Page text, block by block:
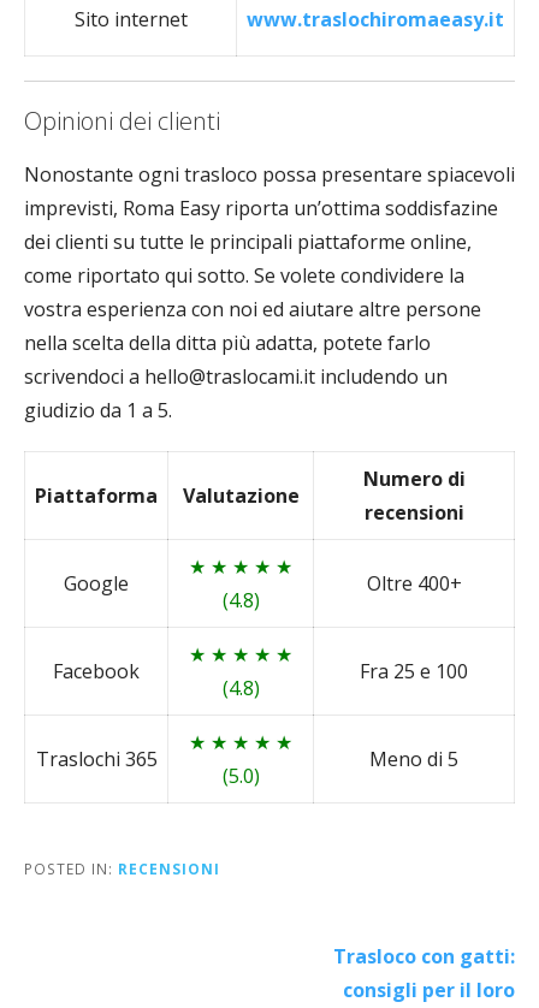
Sito internet www.traslochiromaeasy.it
Opinioni dei clienti
Nonostante ogni trasloco possa presentare spiacevoli
imprevisti, Roma Easy riporta un’ottima soddisfazine
dei clienti su tutte le principali piattaforme online,
come riportato qui sotto. Se volete condividere la
vostra esperienza con noi ed aiutare altre persone
nella scelta della ditta più adatta, potete farlo
scrivendoci a hello@traslocami.it includendo un
giudizio da 1 a 5.
Piattaforma Valutazione
Numero di
recensioni
Google
★ ★ ★ ★ ★
(4.8)
Oltre 400+
Facebook
★ ★ ★ ★ ★
(4.8)
Fra 25 e 100
Traslochi 365
★ ★ ★ ★ ★
(5.0)
Meno di 5
POSTED IN: RECENSIONI
Trasloco con gatti:
consigli per il loro